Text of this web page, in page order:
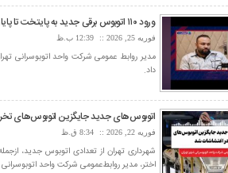
ورود ۱۱۰ اتوبوس برقی جدید به پایتخت تا پایان سال
فوریه 25, 2026 12:39 ب.ظ
داد.
اتوبوس‌های جدید جایگزین اتوبوس‌های
فوریه 22, 2026 8:34 ق.ظ
شهرداری تهران از تعدادی اتوبوس جدید،
اختر، مدیر روابط‌عمومی شرکت واحد